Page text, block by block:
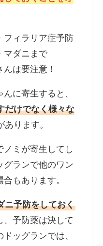
フィラリア症予防
マダニまで
は要注意！
に寄生すると、
だけでなく様々な
あります。
ミが寄生してし
グランで他のワン
もあります。
ニ予防をしておく
、予防薬は決して
ッグランでは、